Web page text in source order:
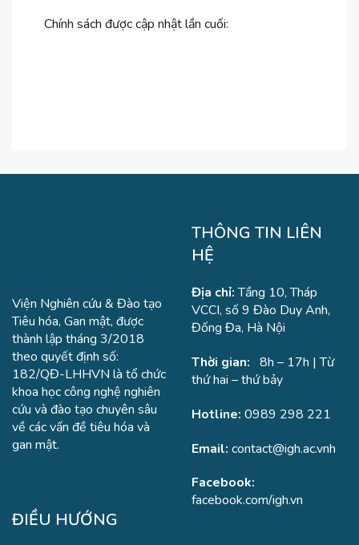
Chính sách được cập nhật lần cuối:
Viện Nghiên cứu & Đào tạo
Tiêu hóa, Gan mật, được
thành lập tháng 3/2018
theo quyết định số:
182/QĐ-LHHVN là tổ chức
khoa học công nghệ nghiên
cứu và đào tạo chuyên sâu
về các vấn đề tiêu hóa và
gan mật.
THÔNG TIN LIÊN
HỆ
Địa chỉ:Tầng 10, Tháp
VCCI, số 9 Đào Duy Anh,
Đống Đa, Hà Nội
Thời gian: 8h – 17h | Từ
thứ hai – thứ bảy
Hotline: 0989 298 221
Email: contact@igh.ac.vnh
Facebook:
facebook.com/igh.vn
ĐIỀU HƯỚNG